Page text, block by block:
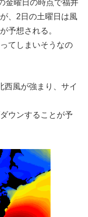
金曜日の時点で福井
、2日の土曜日は風
予想される。
てしまいそうなの
西風が強まり、サイ
ウンすることが予